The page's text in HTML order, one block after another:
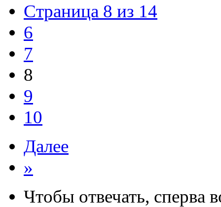
Страница 8 из 14
6
7
8
9
10
Далее
»
Чтобы отвечать, сперва